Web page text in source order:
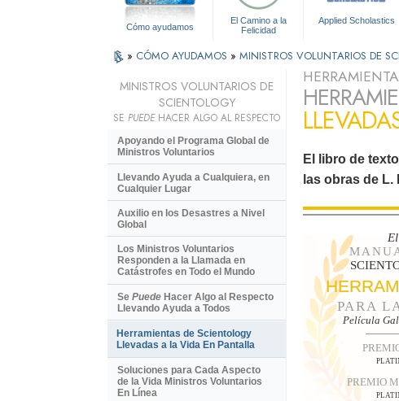
Cómo ayudamos
El Camino a la
Felicidad
Applied Scholastics
» CÓMO AYUDAMOS » MINISTROS VOLUNTARIOS DE
El libro de
las obras de
El
PARA
Película
PREMIO
MINISTROS VOLUNTARIOS DE
SCIENTOLOGY
SE PUEDEHACER ALGO AL RESPECTO
Apoyando el Programa Global de
Ministros Voluntarios
Llevando Ayuda a Cualquiera, en
Cualquier Lugar
Auxilio en los Desastres a Nivel
Global
Los Ministros Voluntarios
Responden a la Llamada en
Catástrofes en Todo el Mundo
Se Puede Hacer Algo al Respecto
Llevando Ayuda a Todos
Herramientas de Scientology
Llevadas a la Vida En Pantalla
Soluciones para Cada Aspecto
de la Vida Ministros Voluntarios
En Línea